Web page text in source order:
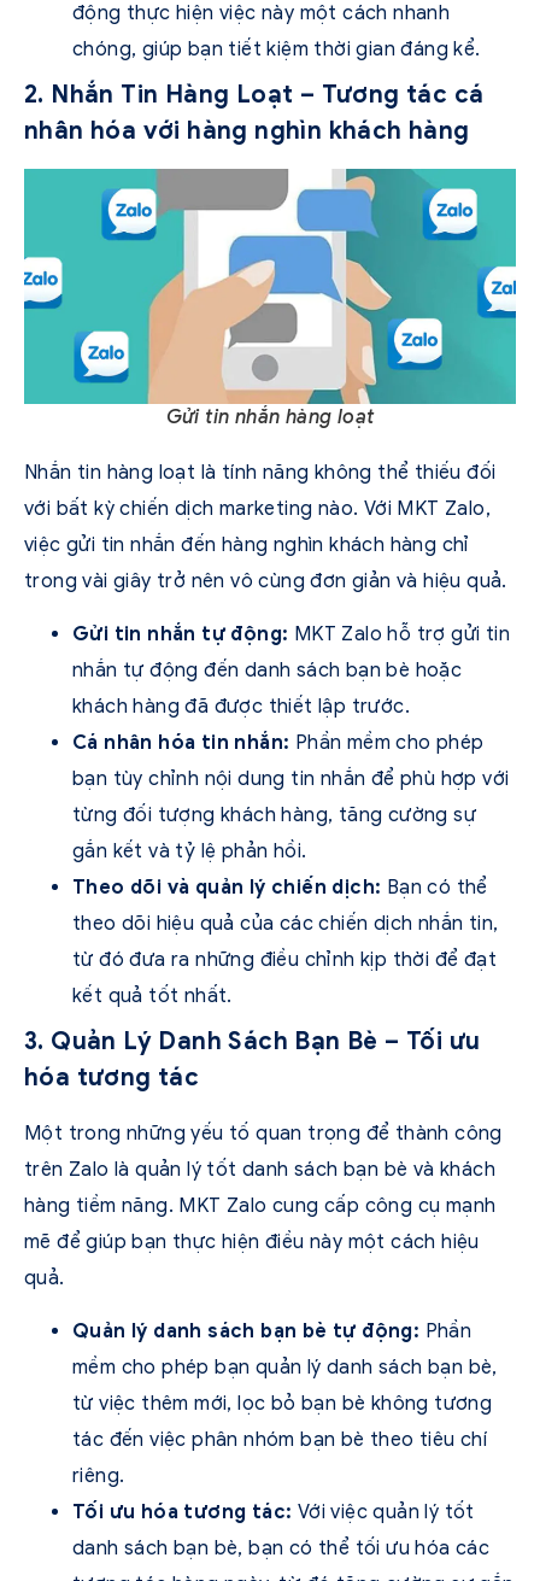
động thực hiện việc này một cách nhanh
chóng, giúp bạn tiết kiệm thời gian đáng kể.
2. Nhắn Tin Hàng Loạt – Tương tác cá
nhân hóa với hàng nghìn khách hàng
Gửi tin nhắn hàng loạt
Nhắn tin hàng loạt là tính năng không thể thiếu đối
với bất kỳ chiến dịch marketing nào. Với MKT Zalo,
việc gửi tin nhắn đến hàng nghìn khách hàng chỉ
trong vài giây trở nên vô cùng đơn giản và hiệu quả.
Gửi tin nhắn tự động: MKT Zalo hỗ trợ gửi tin
nhắn tự động đến danh sách bạn bè hoặc
khách hàng đã được thiết lập trước.
Cá nhân hóa tin nhắn: Phần mềm cho phép
bạn tùy chỉnh nội dung tin nhắn để phù hợp với
từng đối tượng khách hàng, tăng cường sự
gắn kết và tỷ lệ phản hồi.
Theo dõi và quản lý chiến dịch: Bạn có thể
theo dõi hiệu quả của các chiến dịch nhắn tin,
từ đó đưa ra những điều chỉnh kịp thời để đạt
kết quả tốt nhất.
3. Quản Lý Danh Sách Bạn Bè – Tối ưu
hóa tương tác
Một trong những yếu tố quan trọng để thành công
trên Zalo là quản lý tốt danh sách bạn bè và khách
hàng tiềm năng. MKT Zalo cung cấp công cụ mạnh
mẽ để giúp bạn thực hiện điều này một cách hiệu
quả.
Quản lý danh sách bạn bè tự động: Phần
mềm cho phép bạn quản lý danh sách bạn bè,
từ việc thêm mới, lọc bỏ bạn bè không tương
tác đến việc phân nhóm bạn bè theo tiêu chí
riêng.
Tối ưu hóa tương tác: Với việc quản lý tốt
danh sách bạn bè, bạn có thể tối ưu hóa các